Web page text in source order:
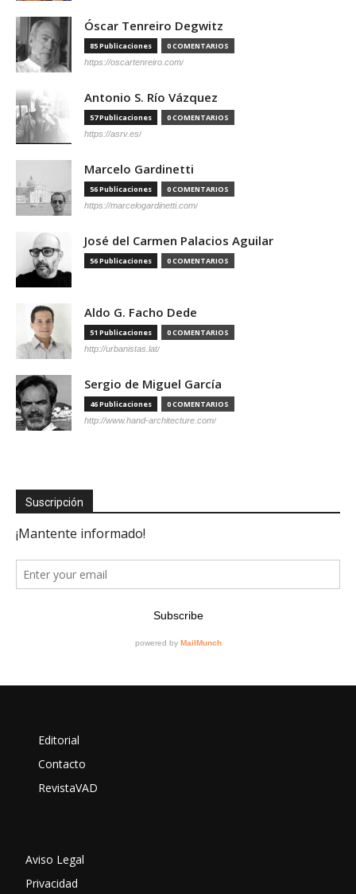
Óscar Tenreiro Degwitz
85 Publicaciones 0 COMENTARIOS
https://oscartenreiro.com/
Antonio S. Río Vázquez
57 Publicaciones 0 COMENTARIOS
https://asrv.es/
Marcelo Gardinetti
56 Publicaciones 0 COMENTARIOS
https://marcelogardinetti.com/
José del Carmen Palacios Aguilar
56 Publicaciones 0 COMENTARIOS
Aldo G. Facho Dede
51 Publicaciones 0 COMENTARIOS
http://urbanistas.lat/
Sergio de Miguel García
46 Publicaciones 0 COMENTARIOS
http://www.hand-architecture.com/
Suscripción
Editorial
Contacto
RevistaVAD
Aviso Legal
Privacidad